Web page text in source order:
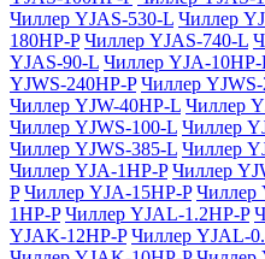
Чиллер YJAS-530-L Чиллер
180HP-P Чиллер YJAS-740-L
YJAS-90-L Чиллер YJA-10HP-
YJWS-240HP-P Чиллер
Чиллер YJW-40HP-L Чиллер
Чиллер YJWS-100-L Чиллер
Чиллер YJWS-385-L Чиллер
Чиллер YJA-1HP-P Чиллер
P Чиллер YJA-15HP-P Чиллер
1HP-P Чиллер YJAL-1.2HP-P
YJAK-12HP-P Чиллер YJAL-